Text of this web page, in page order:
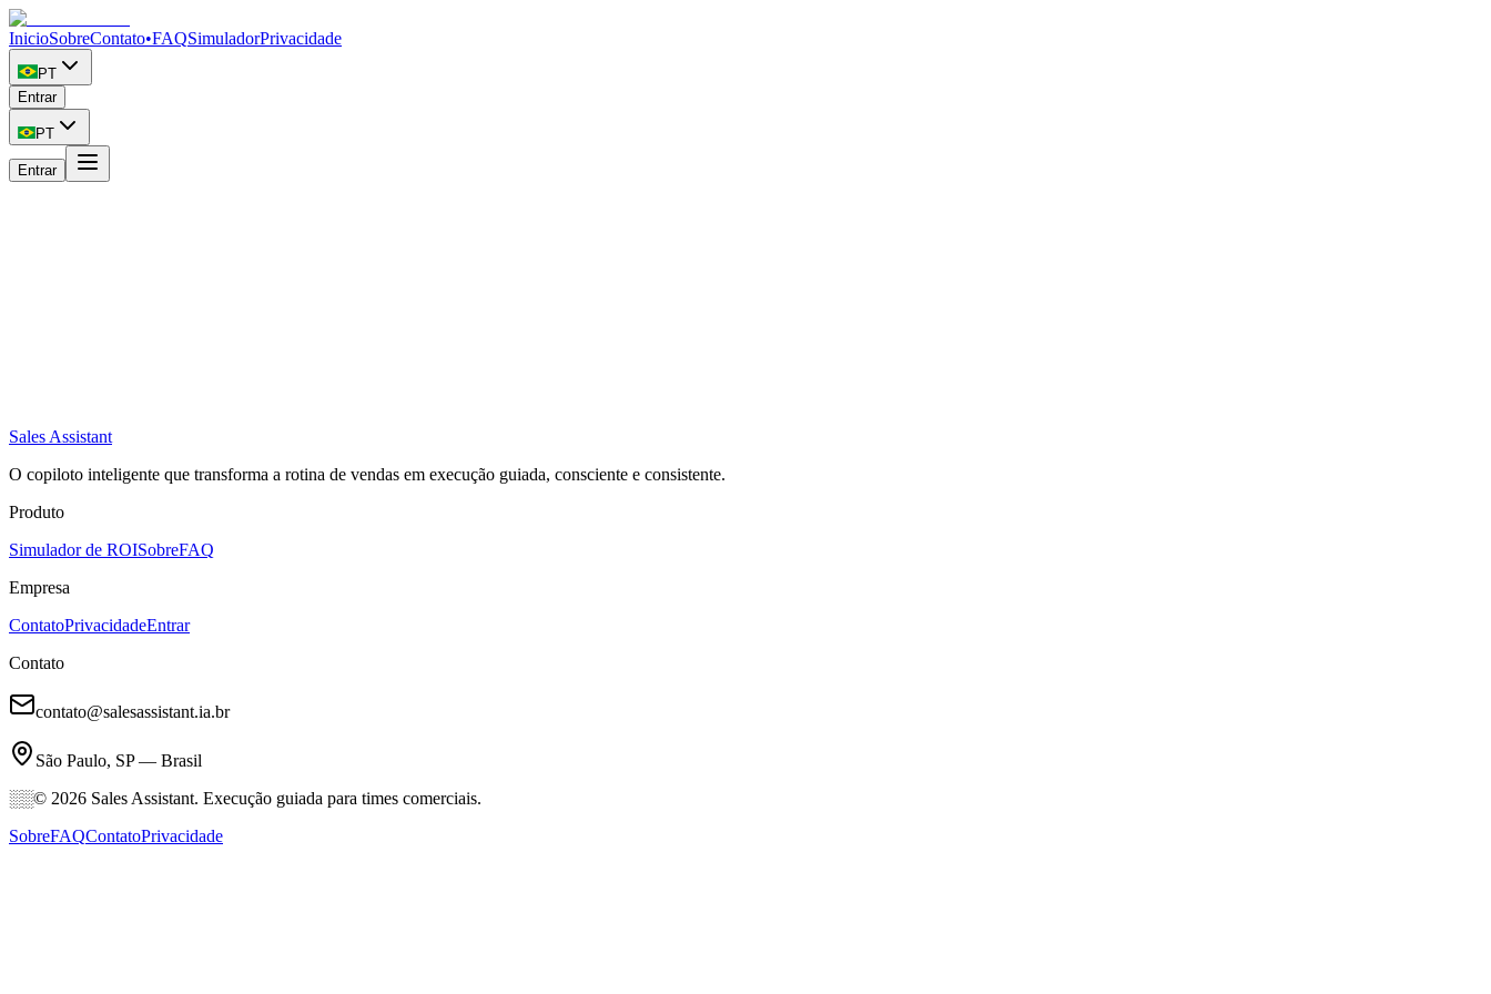
InicioSobreContato•FAQSimuladorPrivacidade
PT
Entrar
PT
Entrar
Sales Assistant
O copiloto inteligente que transforma a rotina de vendas em execução guiada, consciente e consistente.
Produto
Simulador de ROISobreFAQ
Empresa
ContatoPrivacidadeEntrar
Contato
contato@salesassistant.ia.br
São Paulo, SP — Brasil
░░© 2026 Sales Assistant. Execução guiada para times comerciais.
SobreFAQContatoPrivacidade